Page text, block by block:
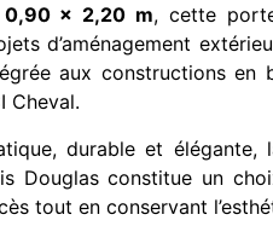
0,90 x 2,20 m, cette
d’aménagement
aux constructions en
Cheval.
durable et
Douglas constitue un
tout en conservant